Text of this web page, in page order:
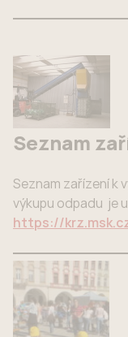
Seznam
Seznam zařízení k
výkupu odpadu je
https://